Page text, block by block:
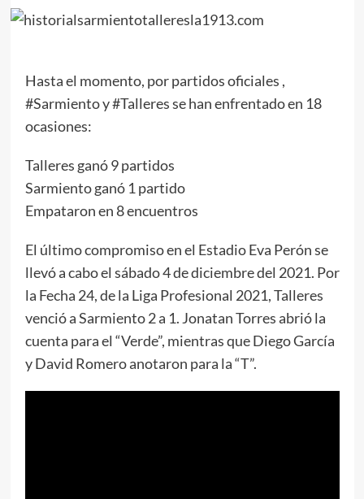
Hasta el momento, por partidos oficiales ,
#Sarmiento y #Talleres se han enfrentado en 18
ocasiones:
Talleres ganó 9 partidos
Sarmiento ganó 1 partido
Empataron en 8 encuentros
El último compromiso en el Estadio Eva Perón se
llevó a cabo el sábado 4 de diciembre del 2021. Por
la Fecha 24, de la Liga Profesional 2021, Talleres
venció a Sarmiento 2 a 1. Jonatan Torres abrió la
cuenta para el “Verde”, mientras que Diego García
y David Romero anotaron para la “T”.